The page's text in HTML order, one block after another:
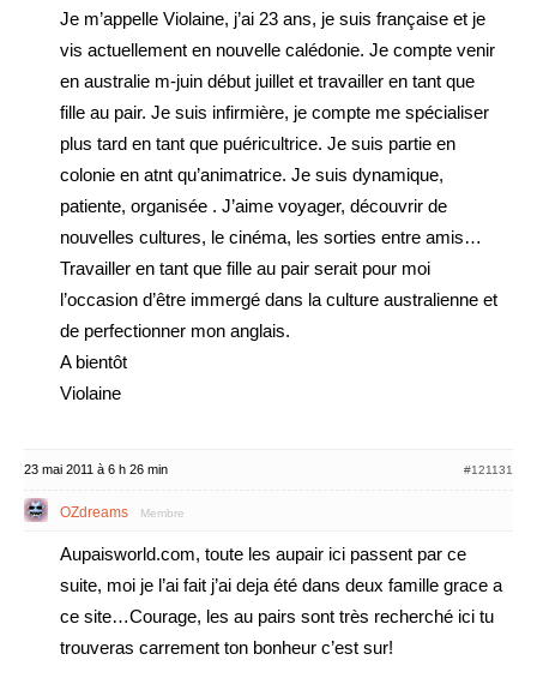
Je m’appelle Violaine, j’ai 23 ans, je suis française et je
vis actuellement en nouvelle calédonie. Je compte venir
en australie m-juin début juillet et travailler en tant que
fille au pair. Je suis infirmière, je compte me spécialiser
plus tard en tant que puéricultrice. Je suis partie en
colonie en atnt qu’animatrice. Je suis dynamique,
patiente, organisée . J’aime voyager, découvrir de
nouvelles cultures, le cinéma, les sorties entre amis…
Travailler en tant que fille au pair serait pour moi
l’occasion d’être immergé dans la culture australienne et
de perfectionner mon anglais.
A bientôt
Violaine
23 mai 2011 à 6 h 26 min #121131
OZdreams Membre
Aupaisworld.com, toute les aupair ici passent par ce
suite, moi je l’ai fait j’ai deja été dans deux famille grace a
ce site…Courage, les au pairs sont très recherché ici tu
trouveras carrement ton bonheur c’est sur!